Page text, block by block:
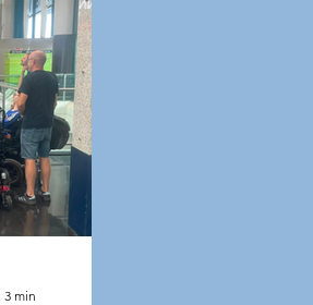
3 min